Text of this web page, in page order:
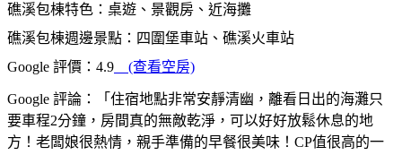
礁溪包棟特色：桌遊、景觀房、近海攤
礁溪包棟週邊景點：四圍堡車站、礁溪火車站
Google 評價：4.9 (查看空房)
Google 評論：「住宿地點非常安靜清幽，離看日出的海灘只
要車程2分鐘，房間真的無敵乾淨，可以好好放鬆休息的地
方！老闆娘很熱情，親手準備的早餐很美味！CP值很高的一